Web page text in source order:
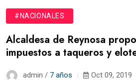
#NACIONALES
Alcaldesa de Reynosa
impuestos a taqueros y
admin / 7 años Oct 09, 2019